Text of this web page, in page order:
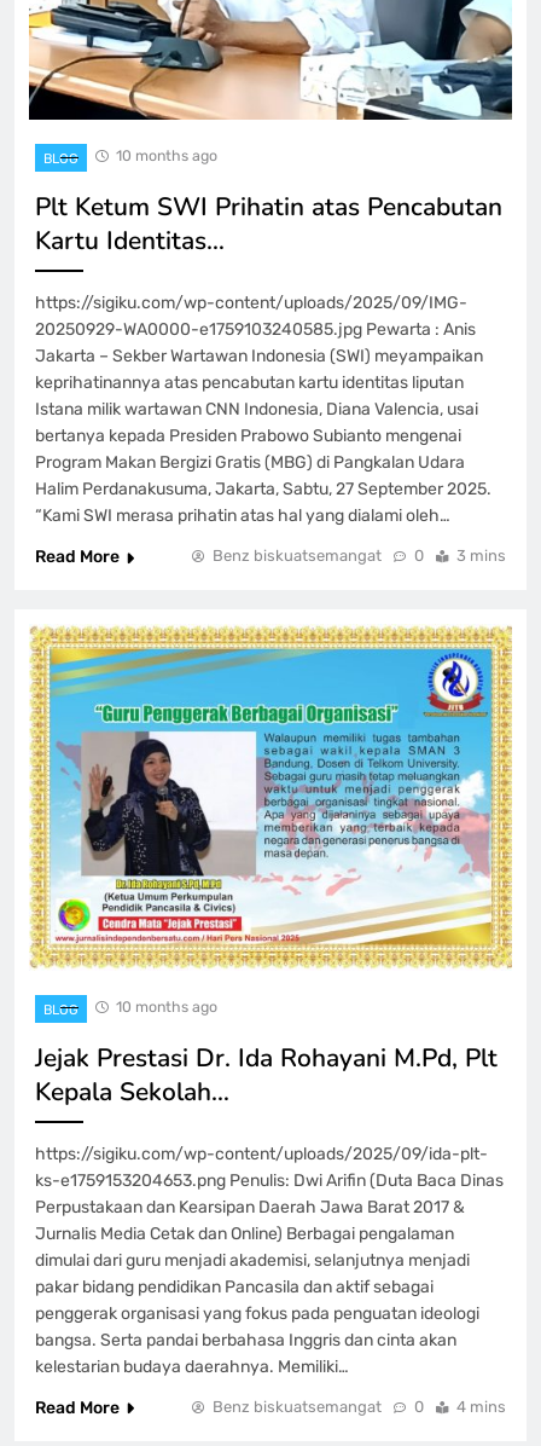
BLOG 10 months ago
Plt Ketum SWI Prihatin atas Pencabutan
Kartu Identitas…
https://sigiku.com/wp-content/uploads/2025/09/IMG-
20250929-WA0000-e1759103240585.jpg Pewarta : Anis
Jakarta – Sekber Wartawan Indonesia (SWI) meyampaikan
keprihatinannya atas pencabutan kartu identitas liputan
Istana milik wartawan CNN Indonesia, Diana Valencia, usai
bertanya kepada Presiden Prabowo Subianto mengenai
Program Makan Bergizi Gratis (MBG) di Pangkalan Udara
Halim Perdanakusuma, Jakarta, Sabtu, 27 September 2025.
“Kami SWI merasa prihatin atas hal yang dialami oleh…
Read More
Benz biskuatsemangat 0 3 mins
BLOG 10 months ago
Jejak Prestasi Dr. Ida Rohayani M.Pd, Plt
Kepala Sekolah…
https://sigiku.com/wp-content/uploads/2025/09/ida-plt-
ks-e1759153204653.png Penulis: Dwi Arifin (Duta Baca Dinas
Perpustakaan dan Kearsipan Daerah Jawa Barat 2017 &
Jurnalis Media Cetak dan Online) Berbagai pengalaman
dimulai dari guru menjadi akademisi, selanjutnya menjadi
pakar bidang pendidikan Pancasila dan aktif sebagai
penggerak organisasi yang fokus pada penguatan ideologi
bangsa. Serta pandai berbahasa Inggris dan cinta akan
kelestarian budaya daerahnya. Memiliki…
Read More
Benz biskuatsemangat 0 4 mins